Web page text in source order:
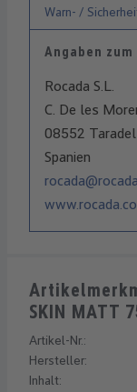
Warn- /
Angaben
Rocada S.L.
C. De les
08552
Spanien
SKIN MATT
Artikel-Nr.:
Hersteller:
Inhalt: